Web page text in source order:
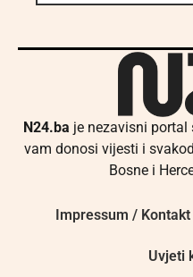
N24.ba je nezavisni portal
vam donosi vijesti i
Bosne i
Impressum / Kontakt
Uvjeti